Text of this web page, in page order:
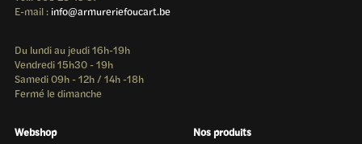
E-mail : info@armureriefoucart.be
Du lundi au jeudi 16h-19h
Vendredi 15h30 - 19h
Samedi 09h - 12h / 14h -18h
Fermé le dimanche
Webshop Nos produits